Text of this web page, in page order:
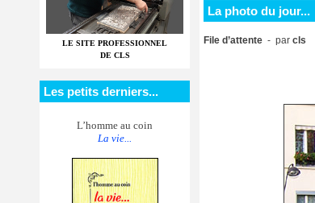
LE SITE PROFESSIONNEL
DE CLS
Les petits derniers...
L’homme au coin
La vie...
La photo du jour...
File d’attente - par cls